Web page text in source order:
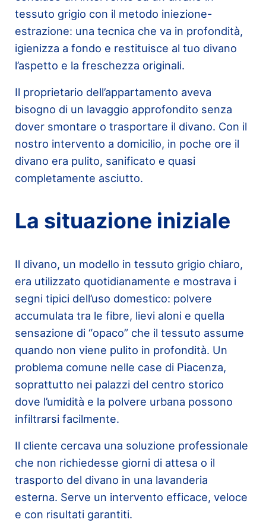
tessuto grigio con il metodo iniezione-
estrazione: una tecnica che va in profondità,
igienizza a fondo e restituisce al tuo divano
l’aspetto e la freschezza originali.
Il proprietario dell’appartamento aveva
bisogno di un lavaggio approfondito senza
dover smontare o trasportare il divano. Con il
nostro intervento a domicilio, in poche ore il
divano era pulito, sanificato e quasi
completamente asciutto.
La situazione iniziale
Il divano, un modello in tessuto grigio chiaro,
era utilizzato quotidianamente e mostrava i
segni tipici dell’uso domestico: polvere
accumulata tra le fibre, lievi aloni e quella
sensazione di “opaco” che il tessuto assume
quando non viene pulito in profondità. Un
problema comune nelle case di Piacenza,
soprattutto nei palazzi del centro storico
dove l’umidità e la polvere urbana possono
infiltrarsi facilmente.
Il cliente cercava una soluzione professionale
che non richiedesse giorni di attesa o il
trasporto del divano in una lavanderia
esterna. Serve un intervento efficace, veloce
e con risultati garantiti.